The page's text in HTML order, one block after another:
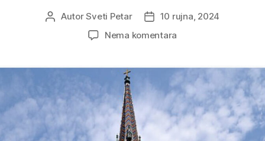
AutorAutorSveti Petar
Datum
objave
10 rujna, 2024
Nema komentara
(08.09.)